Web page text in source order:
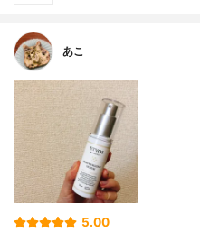
あこ
5.00